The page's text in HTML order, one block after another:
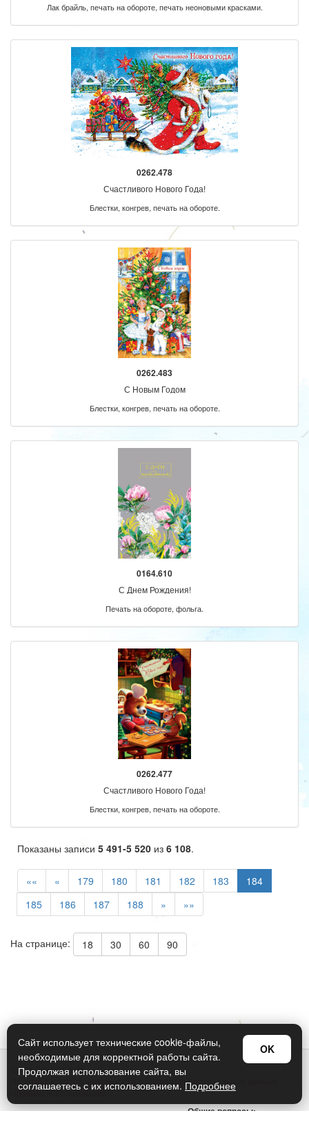
Лак брайль, печать на обороте, печать неоновыми красками.
0262.478
Счастливого Нового Года!
Блестки, конгрев, печать на обороте.
0262.483
С Новым Годом
Блестки, конгрев, печать на обороте.
0164.610
С Днем Рождения!
Печать на обороте, фольга.
0262.477
Счастливого Нового Года!
Блестки, конгрев, печать на обороте.
Показаны записи 5 491-5 520 из 6 108.
«« « 179 180 181 182 183
184
185
186 187 188 » »»
На странице: 18 30 60 90
© Арт Дизайн 2026
Политика конфиденциальности и обработки персональных данных
Правила использования
Общие вопросы:
Сайт использует технические cookie-файлы,
необходимые для корректной работы сайта.
Продолжая использование сайта, вы
соглашаетесь с их использованием. Подробнее
OK